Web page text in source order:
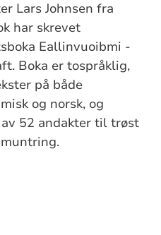
Lars Johnsen fra
har skrevet
Eallinvuoibmi -
Boka er tospråklig,
på både
og norsk, og
52 andakter til trøst